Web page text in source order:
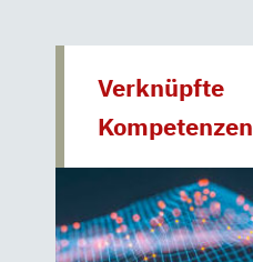
Verknüpfte
Kompetenzen